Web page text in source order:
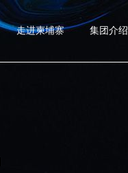
走进柬埔寨 集团介绍